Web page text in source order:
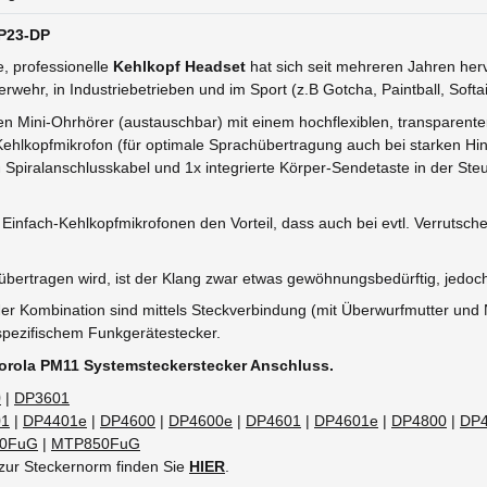
DP
professionelle Kehlkopf Headset hat sich seit mehreren Jahren
in Industriebetrieben und im Sport (z.B Gotcha, Paintball,
Mini-Ohrhörer (austauschbar) mit einem hochflexiblen,
(für optimale Sprachübertragung auch bei starken
und 1x integrierte Körper-Sendetaste in der
Kehlkopfmikrofonen den Vorteil, dass auch bei evtl.
wird, ist der Klang zwar etwas gewöhnungsbedürftig,
Kombination sind mittels Steckverbindung (mit Überwurfmutter
Funkgerätestecker.
PM11 Systemsteckerstecker Anschluss.
| DP3601
| DP4401e | DP4600 | DP4600e | DP4601 | DP4601e | DP4800 |
| MTP850FuG
Steckernorm finden Sie HIER